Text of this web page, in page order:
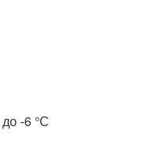
-6 °С